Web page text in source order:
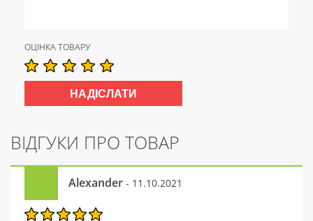
ОЦІНКА ТОВАРУ
ВІДГУКИ ПРО ТОВАР
Alexander - 11.10.2021